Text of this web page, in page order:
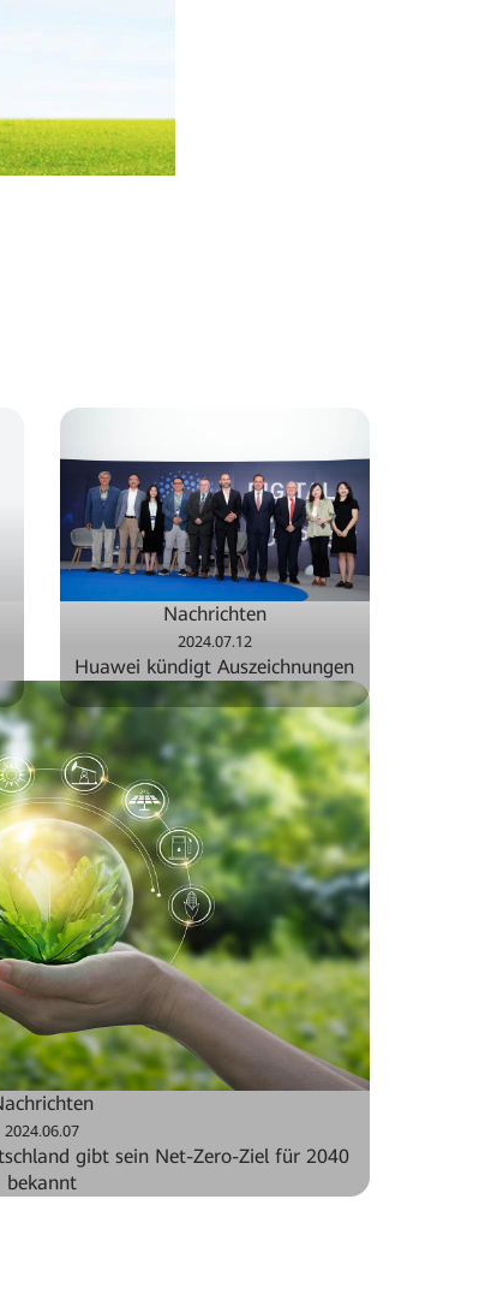
Nachrichten
2024.07.12
Huawei kündigt Auszeichnungen
für herausragende Partner...
2024.06.07
gibt sein Net-Zero-Ziel für 2040
bekannt